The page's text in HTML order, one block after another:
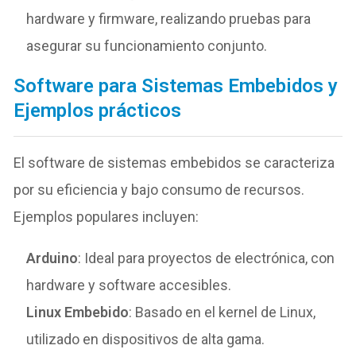
hardware y firmware, realizando pruebas para
asegurar su funcionamiento conjunto.
Software para Sistemas Embebidos y
Ejemplos prácticos
El software de sistemas embebidos se caracteriza
por su eficiencia y bajo consumo de recursos.
Ejemplos populares incluyen:
Arduino: Ideal para proyectos de electrónica, con
hardware y software accesibles.
Linux Embebido: Basado en el kernel de Linux,
utilizado en dispositivos de alta gama.